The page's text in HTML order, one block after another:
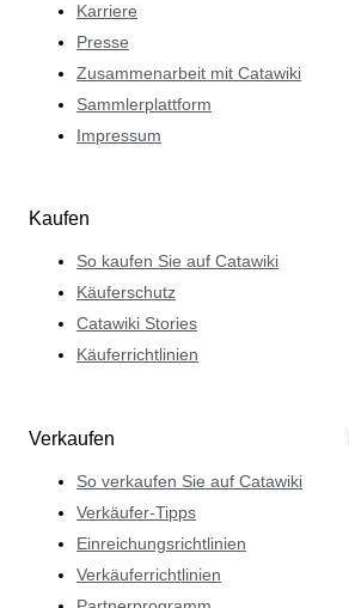
Karriere
Presse
Zusammenarbeit mit Catawiki
Sammlerplattform
Impressum
Kaufen
So kaufen Sie auf Catawiki
Käuferschutz
Catawiki Stories
Käuferrichtlinien
Verkaufen
So verkaufen Sie auf Catawiki
Verkäufer-Tipps
Einreichungsrichtlinien
Verkäuferrichtlinien